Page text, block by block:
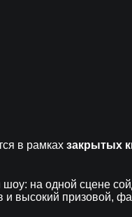
в рамках закрытых
на одной сцене
и высокий призовой,